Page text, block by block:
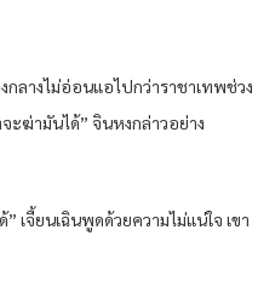
ลาง​ไม่อ่อนแอ​ไปกว่า​ราชา​เทพ​ช่วง​
ะ​ฆ่ามัน​ได้​” จิน​หง​กล่าว​อย่าง​
เจี้ยนเฉิน​พูด​ด้วย​ความ​ไม่แน่ใจ​ เขา​